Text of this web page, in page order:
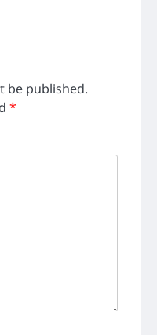
be published.
*